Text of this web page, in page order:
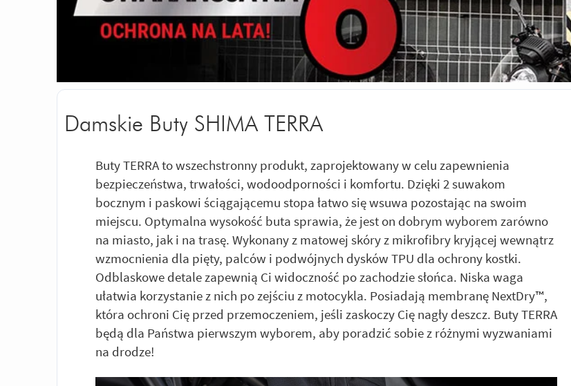
Damskie Buty SHIMA TERRA
Buty TERRA to wszechstronny produkt, zaprojektowany w celu zapewnienia
bezpieczeństwa, trwałości, wodoodporności i komfortu. Dzięki 2 suwakom
bocznym i paskowi ściągającemu stopa łatwo się wsuwa pozostając na swoim
miejscu. Optymalna wysokość buta sprawia, że jest on dobrym wyborem zarówno
na miasto, jak i na trasę. Wykonany z matowej skóry z mikrofibry kryjącej wewnątrz
wzmocnienia dla pięty, palców i podwójnych dysków TPU dla ochrony kostki.
Odblaskowe detale zapewnią Ci widoczność po zachodzie słońca. Niska waga
ułatwia korzystanie z nich po zejściu z motocykla. Posiadają membranę NextDry™,
która ochroni Cię przed przemoczeniem, jeśli zaskoczy Cię nagły deszcz. Buty TERRA
będą dla Państwa pierwszym wyborem, aby poradzić sobie z różnymi wyzwaniami
na drodze!